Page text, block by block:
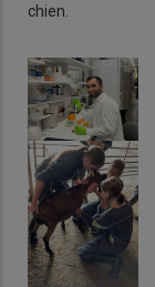
chien.